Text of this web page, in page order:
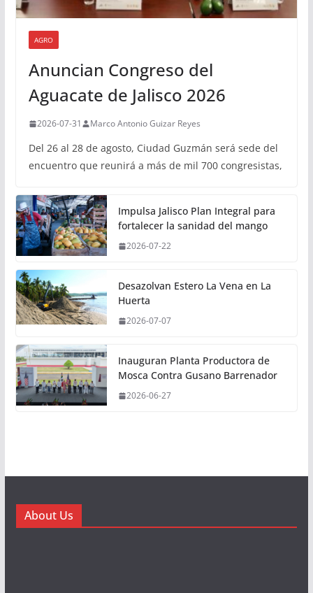
AGRO
Anuncian Congreso del
Aguacate de Jalisco 2026
2026-07-31 Marco Antonio Guizar Reyes
Del 26 al 28 de agosto, Ciudad Guzmán será sede del
encuentro que reunirá a más de mil 700 congresistas,
Impulsa Jalisco Plan Integral para
fortalecer la sanidad del mango
2026-07-22
Desazolvan Estero La Vena en La
Huerta
2026-07-07
Inauguran Planta Productora de
Mosca Contra Gusano Barrenador
2026-06-27
About Us